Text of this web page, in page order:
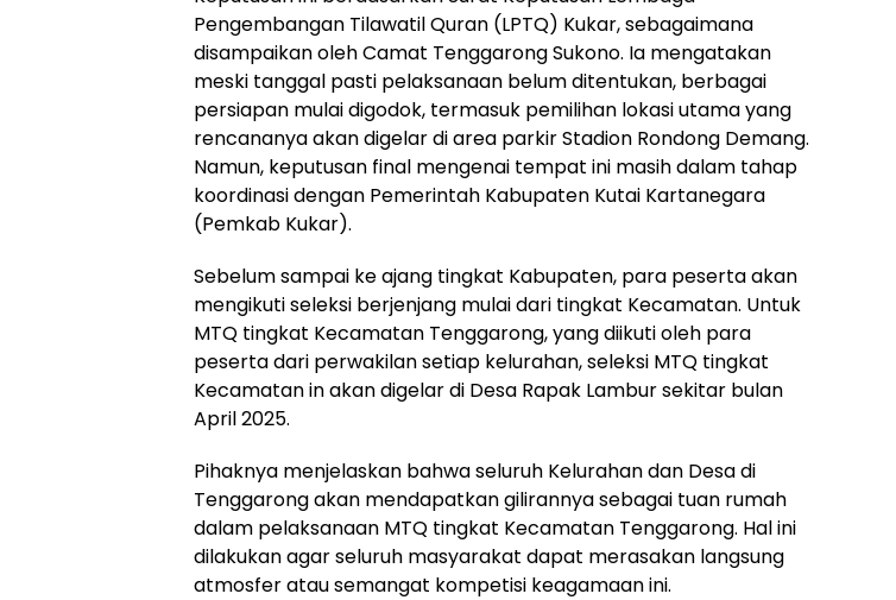
Pengembangan Tilawatil Quran (LPTQ) Kukar, sebagaimana
disampaikan oleh Camat Tenggarong Sukono. Ia mengatakan
meski tanggal pasti pelaksanaan belum ditentukan, berbagai
persiapan mulai digodok, termasuk pemilihan lokasi utama yang
rencananya akan digelar di area parkir Stadion Rondong Demang.
Namun, keputusan final mengenai tempat ini masih dalam tahap
koordinasi dengan Pemerintah Kabupaten Kutai Kartanegara
(Pemkab Kukar).
Sebelum sampai ke ajang tingkat Kabupaten, para peserta akan
mengikuti seleksi berjenjang mulai dari tingkat Kecamatan. Untuk
MTQ tingkat Kecamatan Tenggarong, yang diikuti oleh para
peserta dari perwakilan setiap kelurahan, seleksi MTQ tingkat
Kecamatan in akan digelar di Desa Rapak Lambur sekitar bulan
April 2025.
Pihaknya menjelaskan bahwa seluruh Kelurahan dan Desa di
Tenggarong akan mendapatkan gilirannya sebagai tuan rumah
dalam pelaksanaan MTQ tingkat Kecamatan Tenggarong. Hal ini
dilakukan agar seluruh masyarakat dapat merasakan langsung
atmosfer atau semangat kompetisi keagamaan ini.